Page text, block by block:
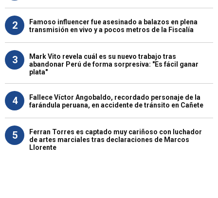
2
Famoso influencer fue asesinado a balazos en plena
transmisión en vivo y a pocos metros de la Fiscalía
3
Mark Vito revela cuál es su nuevo trabajo tras
abandonar Perú de forma sorpresiva: "Es fácil ganar
plata"
4
Fallece Víctor Angobaldo, recordado personaje de la
farándula peruana, en accidente de tránsito en Cañete
5
Ferran Torres es captado muy cariñoso con luchador
de artes marciales tras declaraciones de Marcos
Llorente